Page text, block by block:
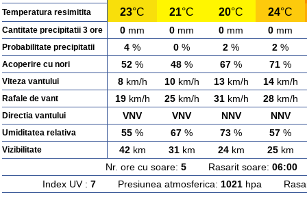
Temperatura resimitita 23°C 21°C 20°C 24°C
Cantitate precipitatii 3 ore 0 mm 0 mm 0 mm 0 mm
Probabilitate precipitatii 4 % 0 % 2 % 2 %
Acoperire cu nori 52 % 48 % 67 % 71 %
Viteza vantului 8km/h 10km/h 13km/h 14km/h
Rafale de vant 19km/h 25km/h 31km/h 28km/h
Directia vantului VNV VNV NNV NNV
Umiditatea relativa 55 % 67 % 73 % 57 %
Vizibilitate 42km 31km 24km 25km
Nr. ore cu soare: 5Rasarit soare: 06:00
Index UV : 7Presiunea atmosferica: 1021hpa